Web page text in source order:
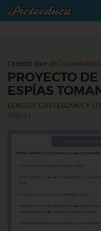
Creado por
PROYECTO
ESPÍAS
LENGUA CASTELLANA Y
AÑOS)